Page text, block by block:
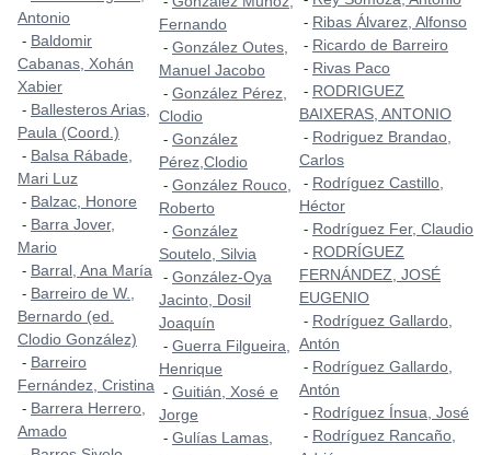
Antonio
- Baldomir
Cabanas, Xohán
Xabier
- Ballesteros Arias,
Paula (Coord.)
- Balsa Rábade,
Mari Luz
- Balzac, Honore
- Barra Jover,
Mario
- Barral, Ana María
- Barreiro de W.,
Bernardo (ed.
Clodio González)
- Barreiro
Fernández, Cristina
- Barrera Herrero,
Amado
Fernando
- González Outes,
Manuel Jacobo
- González Pérez,
Clodio
- González
Pérez,Clodio
- González Rouco,
Roberto
- González
Soutelo, Silvia
- González-Oya
Jacinto, Dosil
Joaquín
- Guerra Filgueira,
Henrique
- Guitián, Xosé e
Jorge
- Gulías Lamas,
- Ribas Álvarez, Alfonso
- Ricardo de Barreiro
- Rivas Paco
- RODRIGUEZ
BAIXERAS, ANTONIO
- Rodriguez Brandao,
Carlos
- Rodríguez Castillo,
Héctor
- Rodríguez Fer, Claudio
- RODRÍGUEZ
FERNÁNDEZ, JOSÉ
EUGENIO
- Rodríguez Gallardo,
Antón
- Rodríguez Gallardo,
Antón
- Rodríguez Ínsua, José
- Rodríguez Rancaño,